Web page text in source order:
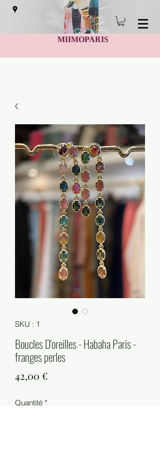
MIIMOPARIS
SKU : 1
Boucles D'oreilles - Habaha Paris -
franges perles
42,00 €
Quantité *